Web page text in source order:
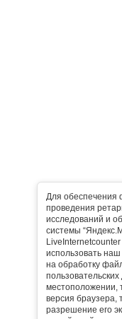
Для обеспечения
проведения
исследований и
системы
использовать
на обработку
местоположении,
версия браузера,
разрешение его